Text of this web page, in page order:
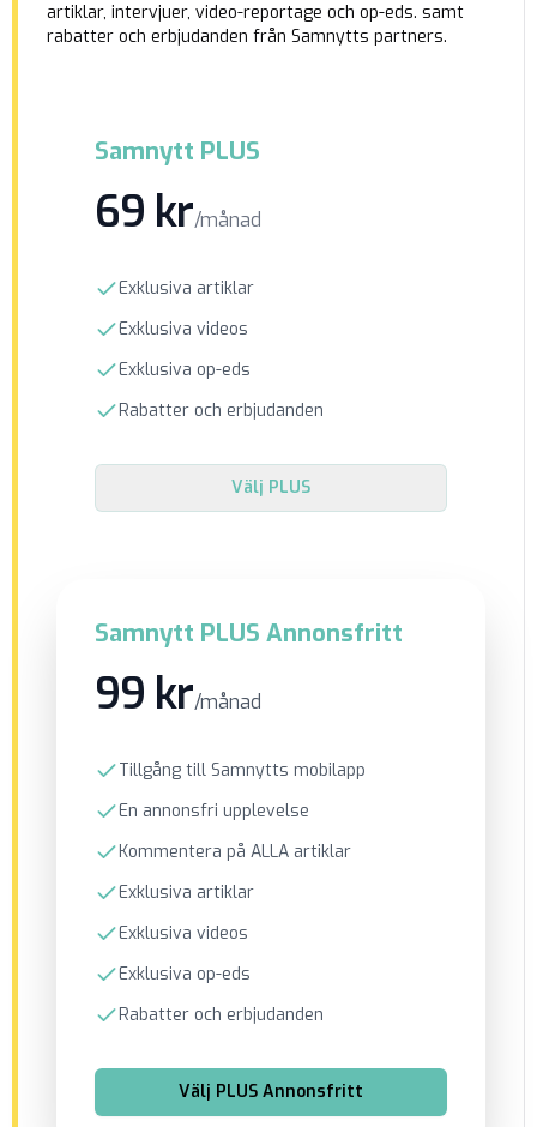
artiklar, intervjuer, video-reportage och op-eds. samt
rabatter och erbjudanden från Samnytts partners.
Samnytt PLUS
69 kr/månad
Exklusiva artiklar
Exklusiva videos
Exklusiva op-eds
Rabatter och erbjudanden
Välj PLUS
Samnytt PLUS Annonsfritt
99 kr/månad
Tillgång till Samnytts mobilapp
En annonsfri upplevelse
Kommentera på ALLA artiklar
Exklusiva artiklar
Exklusiva videos
Exklusiva op-eds
Rabatter och erbjudanden
Välj PLUS Annonsfritt